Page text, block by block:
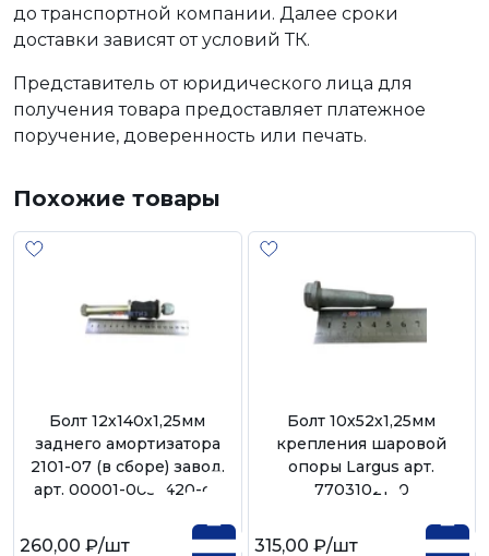
до транспортной компании. Далее сроки
доставки зависят от условий ТК.
Представитель от юридического лица для
получения товара предоставляет платежное
поручение, доверенность или печать.
Похожие товары
Болт 12х140х1,25мм
заднего амортизатора
2101-07 (в сборе) завод.
арт. 00001-0055420-сб
260,00 ₽/шт
Болт 10х52х1,25мм
крепления шаровой
опоры Largus арт.
7703102120
315,00 ₽/шт